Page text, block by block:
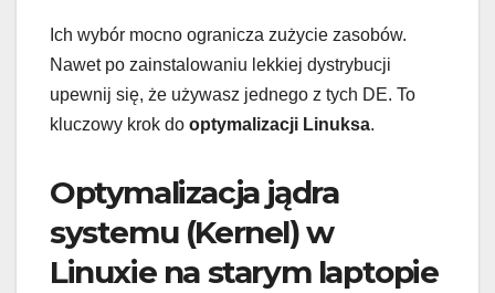
Ich wybór mocno ogranicza zużycie zasobów.
Nawet po zainstalowaniu lekkiej dystrybucji
upewnij się, że używasz jednego z tych DE. To
kluczowy krok do optymalizacji Linuksa.
Optymalizacja jądra
systemu (Kernel) w
Linuxie na starym laptopie